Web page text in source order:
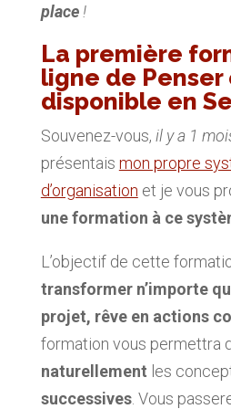
place!
La première
ligne de Penser
disponible en
Souvenez-vous, il y a 1
présentais mon propre
d’organisation et je vous
une formation à ce
L’objectif de cette
transformer n’importe
projet, rêve en actions
formation vous permettra
naturellement les
successives. Vous